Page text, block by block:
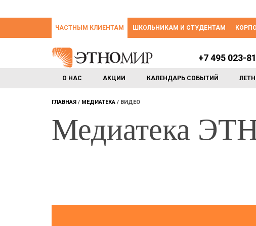
ЧАСТНЫМ КЛИЕНТАМ ШКОЛЬНИКАМ И СТУДЕНТАМ
О НАС АКЦИИ КАЛЕНДАРЬ СОБЫТИЙ
+7 495 023-
ГЛАВНАЯ МЕДИАТЕКА ВИДЕО
Медиатека